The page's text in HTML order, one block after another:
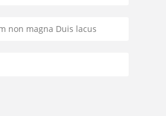
non magna Duis lacus